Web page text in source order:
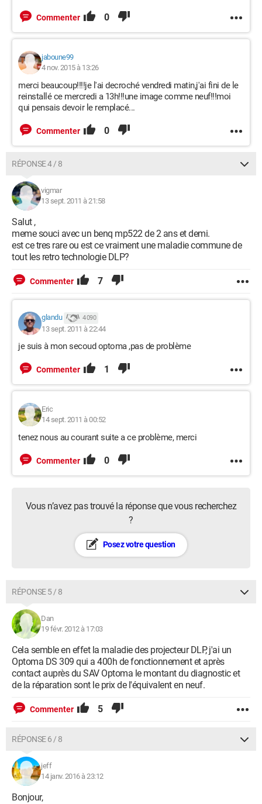
Commenter 0
jaboune99
4 nov. 2015 à 13:26
merci beaucoup!!!!je l'ai decroché vendredi matin,j'ai fini de le
reinstallé ce mercredi a 13h!!!une image comme neuf!!!moi
qui pensais devoir le remplacé...
Commenter 0
RÉPONSE 4 / 8
vigmar
13 sept. 2011 à 21:58
Salut ,
meme souci avec un benq mp522 de 2 ans et demi.
est ce tres rare ou est ce vraiment une maladie commune de
tout les retro technologie DLP?
Commenter 7
glandu 4 090
13 sept. 2011 à 22:44
je suis à mon secoud optoma ,pas de problème
Commenter 1
Eric
14 sept. 2011 à 00:52
tenez nous au courant suite a ce problème, merci
Commenter 0
Vous n’avez pas trouvé la réponse que vous recherchez
?
Posez votre question
RÉPONSE 5 / 8
Dan
19 févr. 2012 à 17:03
Cela semble en effet la maladie des projecteur DLP, j'ai un
Optoma DS 309 qui a 400h de fonctionnement et après
contact auprès du SAV Optoma le montant du diagnostic et
de la réparation sont le prix de l'équivalent en neuf.
Commenter 5
RÉPONSE 6 / 8
jeff
14 janv. 2016 à 23:12
Bonjour,